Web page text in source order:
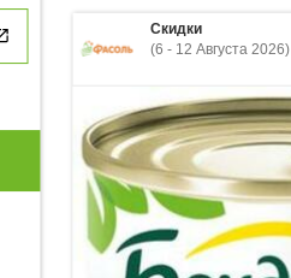
Скидки
(6 - 12 Августа 2026)